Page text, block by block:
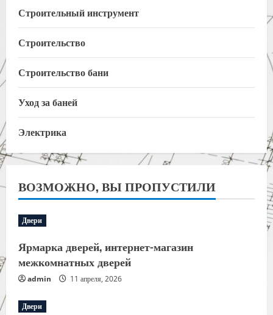
Строительный инструмент
Строительство
Строительство бани
Уход за баней
Электрика
ВОЗМОЖНО, ВЫ ПРОПУСТИЛИ
Двери
Ярмарка дверей, интернет-магазин
межкомнатных дверей
admin 11 апреля, 2026
Двери